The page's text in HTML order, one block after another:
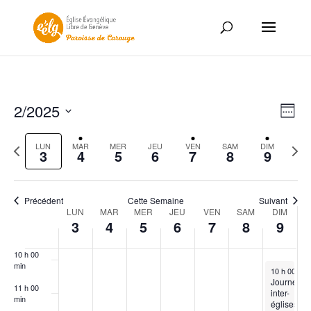
de
2/2025
la
Semaine
précédente
LUN
3 MAR
4 MER
5 JEU
6 VEN
7 SAM
8 DIM
9
Précédent Cette Semaine Suivant
Semaine
Évènements
LUN
3
MAR
4
MER
5
JEU
6
VEN
7
SAM
8
DIM
9
3 h 00
4 h 00
6 h 00
min
7 h 00
min
min
10 h 00
min
11 h 00
min
February
10 h 00
Journée
inter-
églises